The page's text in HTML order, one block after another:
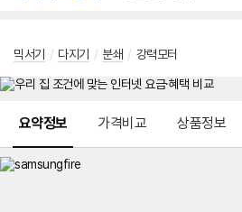
믹서기 / 다지기 / 분쇄 / 강력모터
요약정보 가격비교 상품정보